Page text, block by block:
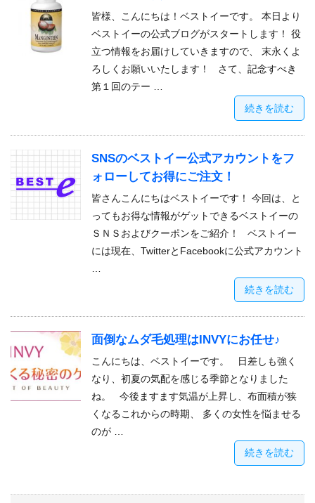
皆様、こんにちは！ベストイーです。 本日より
ベストイーの公式ブログがスタートします！ 役
立つ情報をお届けしていきますので、 末永くよ
ろしくお願いいたします！ さて、記念すべき
第１回のテー …
続きを読む
SNSのベストイー公式アカウントをフ
ォローしてお得にご注文！
皆さんこんにちはベストイーです！ 今回は、と
ってもお得な情報がゲットできるベストイーの
ＳＮＳおよびクーポンをご紹介！ ベストイー
には現在、TwitterとFacebookに公式アカウント
続きを読む
面倒なムダ毛処理はINVYにお任せ♪
こんにちは、ベストイーです。 日差しも強く
なり、初夏の気配を感じる季節となりました
ね。 今後ますます気温が上昇し、布面積が狭
くなるこれからの時期、 多くの女性を悩ませる
のが …
続きを読む